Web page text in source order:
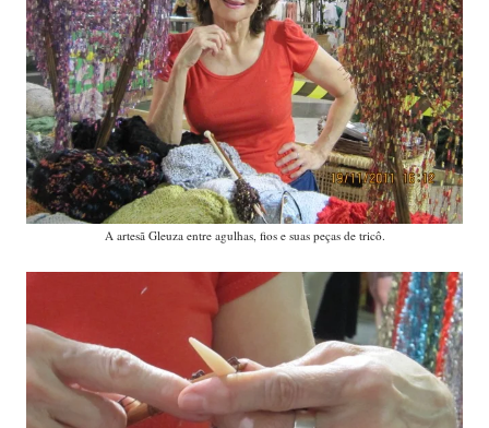
A artesã Gleuza entre agulhas, fios e suas peças de tricô.